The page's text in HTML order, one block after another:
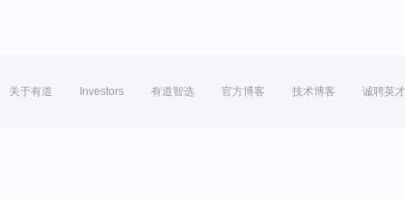
关于有道 Investors 有道智选 官方博客 技术博客 诚聘英才